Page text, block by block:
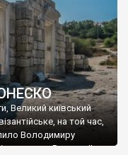
Великий київський
на той час,
Володимиру
Василю ІІ, та